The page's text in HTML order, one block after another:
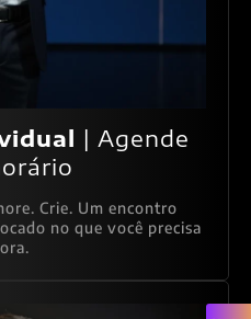
| Agende
Crie. Um encontro
no que você precisa